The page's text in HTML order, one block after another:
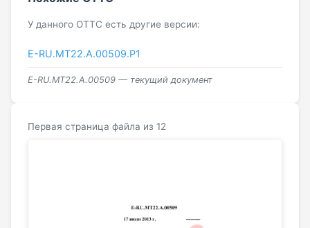
У данного ОТТС есть другие версии:
E-RU.MT22.А.00509.Р1
E-RU.MT22.А.00509 — текущий документ
Первая страница файла из 12